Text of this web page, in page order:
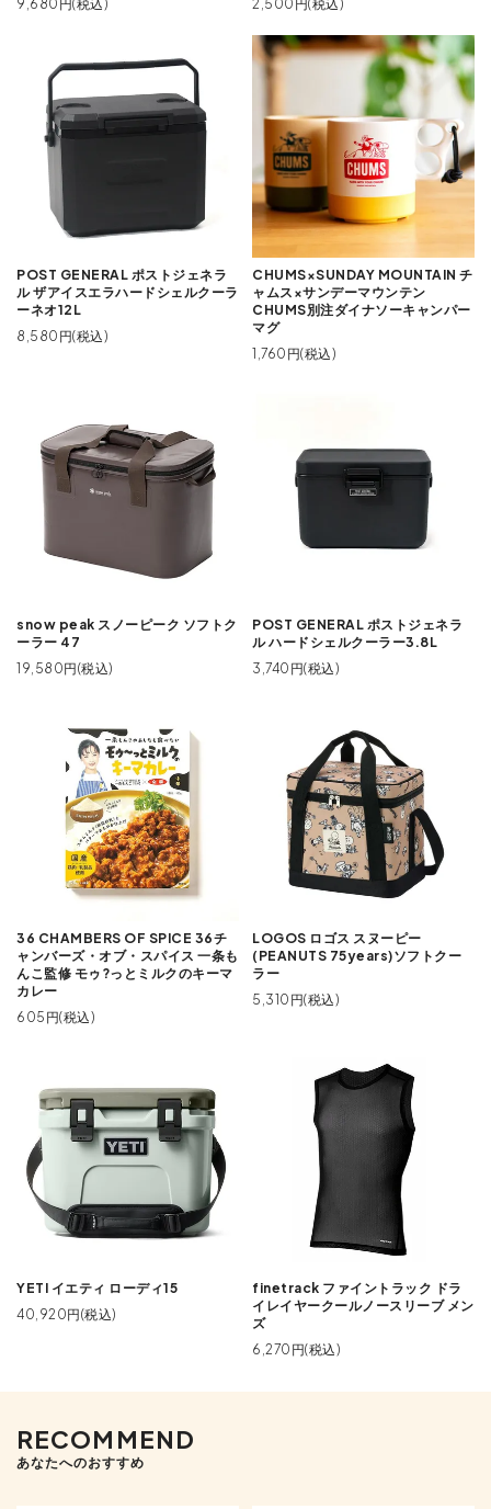
9,680円(税込) 2,500円(税込)
POST GENERAL ポストジェネラ
ル ザアイスエラハードシェルクーラ
ーネオ12L
8,580円(税込)
CHUMS×SUNDAY MOUNTAIN チ
ャムス×サンデーマウンテン
CHUMS別注ダイナソーキャンパー
マグ
1,760円(税込)
snow peak スノーピーク ソフトク
ーラー 47
19,580円(税込)
POST GENERAL ポストジェネラ
ル ハードシェルクーラー3.8L
3,740円(税込)
36 CHAMBERS OF SPICE 36チ
ャンバーズ・オブ・スパイス 一条も
んこ監修 モゥ?っとミルクのキーマ
カレー
605円(税込)
LOGOS ロゴス スヌーピー
(PEANUTS 75years)ソフトクー
ラー
5,310円(税込)
YETI イエティ ローディ15
40,920円(税込)
finetrack ファイントラック ドラ
イレイヤークールノースリーブ メン
ズ
6,270円(税込)
RECOMMEND
あなたへのおすすめ